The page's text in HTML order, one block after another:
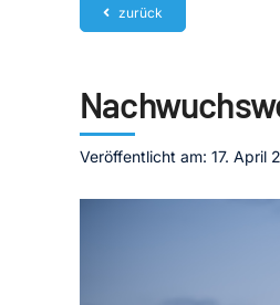
zurück
Veröffentlicht am: 17. April